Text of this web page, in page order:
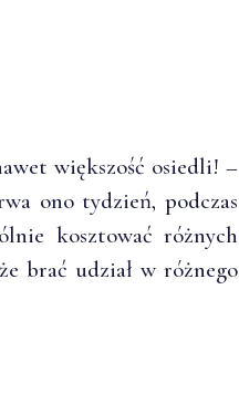
większość osiedli! –
ono tydzień, podczas
kosztować różnych
brać udział w różnego